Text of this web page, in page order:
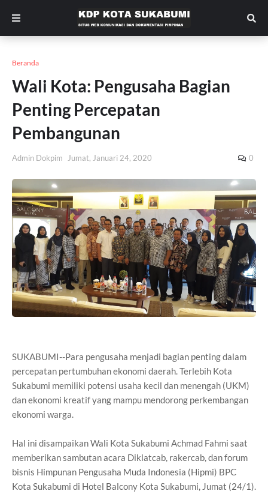
Beranda
Wali Kota: Pengusaha Bagian
Penting Percepatan
Pembangunan
Admin Dokpim Jumat, Januari 24, 2020 0
SUKABUMI--Para pengusaha menjadi bagian penting dalam
percepatan pertumbuhan ekonomi daerah. Terlebih Kota
Sukabumi memiliki potensi usaha kecil dan menengah (UKM)
dan ekonomi kreatif yang mampu mendorong perkembangan
ekonomi warga.
Hal ini disampaikan Wali Kota Sukabumi Achmad Fahmi saat
memberikan sambutan acara Diklatcab, rakercab, dan forum
bisnis Himpunan Pengusaha Muda Indonesia (Hipmi) BPC
Kota Sukabumi di Hotel Balcony Kota Sukabumi, Jumat (24/1).